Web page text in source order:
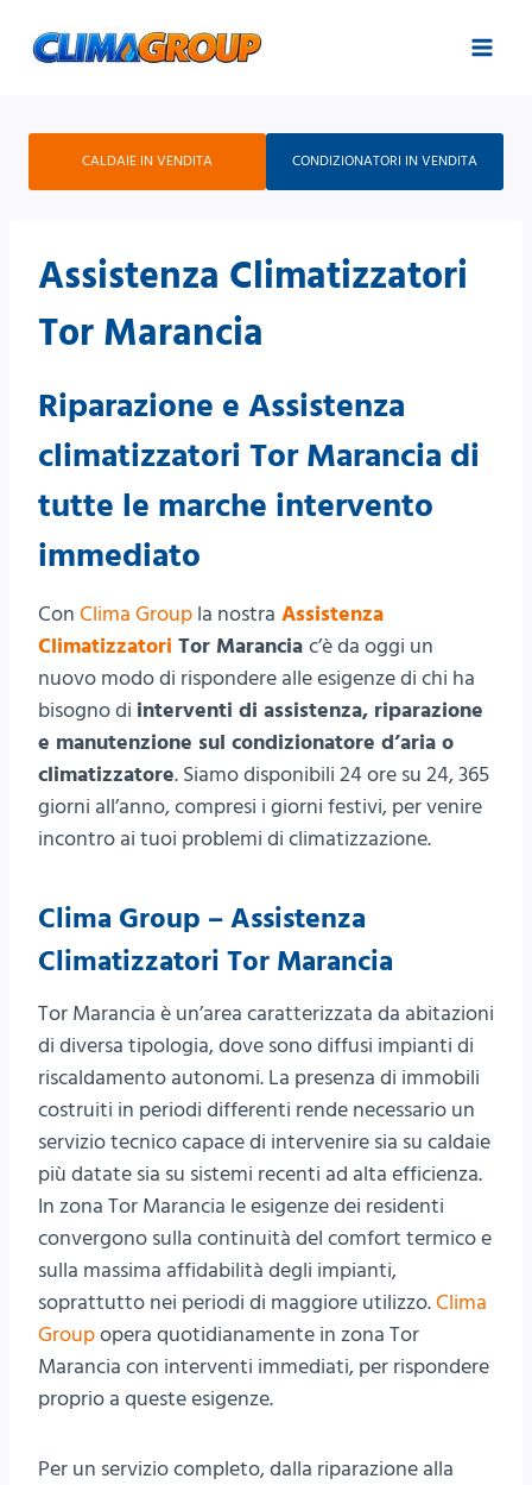
CALDAIE IN VENDITA CONDIZIONATORI IN VENDITA
Assistenza Climatizzatori
Tor Marancia
Riparazione e Assistenza
climatizzatori Tor Marancia di
tutte le marche intervento
immediato
Con Clima Group la nostra Assistenza
Climatizzatori Tor Marancia c’è da oggi un
nuovo modo di rispondere alle esigenze di chi ha
bisogno di interventi di assistenza, riparazione
e manutenzione sul condizionatore d’aria o
climatizzatore. Siamo disponibili 24 ore su 24, 365
giorni all’anno, compresi i giorni festivi, per venire
incontro ai tuoi problemi di climatizzazione.
Clima Group – Assistenza
Climatizzatori Tor Marancia
Tor Marancia è un’area caratterizzata da abitazioni
di diversa tipologia, dove sono diffusi impianti di
riscaldamento autonomi. La presenza di immobili
costruiti in periodi differenti rende necessario un
servizio tecnico capace di intervenire sia su caldaie
più datate sia su sistemi recenti ad alta efficienza.
In zona Tor Marancia le esigenze dei residenti
convergono sulla continuità del comfort termico e
sulla massima affidabilità degli impianti,
soprattutto nei periodi di maggiore utilizzo.Clima
Groupopera quotidianamente in zona Tor
Marancia con interventi immediati, per rispondere
proprio a queste esigenze.
Per un servizio completo, dalla riparazione alla